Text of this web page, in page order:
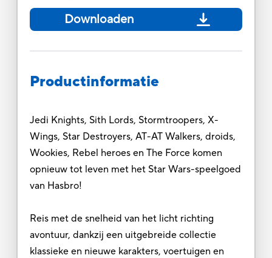
Downloaden
Productinformatie
Jedi Knights, Sith Lords, Stormtroopers, X-
Wings, Star Destroyers, AT-AT Walkers, droids,
Wookies, Rebel heroes en The Force komen
opnieuw tot leven met het Star Wars-speelgoed
van Hasbro!
Reis met de snelheid van het licht richting
avontuur, dankzij een uitgebreide collectie
klassieke en nieuwe karakters, voertuigen en